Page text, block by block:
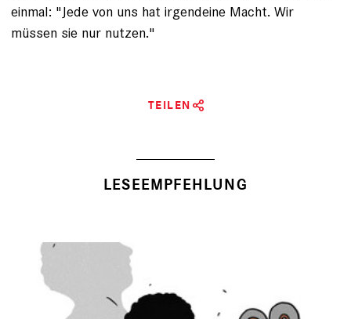
einmal: "Jede von uns hat irgendeine Macht. Wir
müssen sie nur nutzen."
TEILEN
LESEEMPFEHLUNG